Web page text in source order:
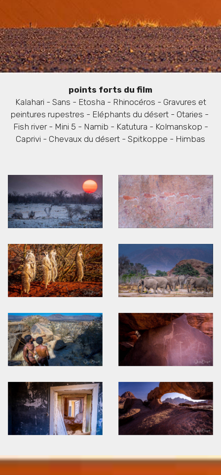
points forts du film
Kalahari - Sans - Etosha - Rhinocéros - Gravures et
peintures rupestres - Eléphants du désert - Otaries -
Fish river - Mini 5 - Namib - Katutura - Kolmanskop -
Caprivi - Chevaux du désert - Spitkoppe - Himbas